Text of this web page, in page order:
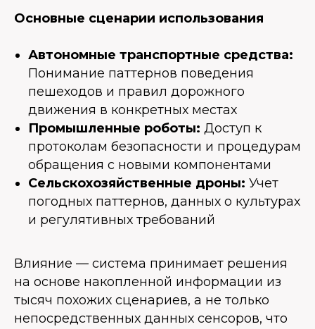
Основные сценарии использования
Автономные транспортные средства:
Понимание паттернов поведения
пешеходов и правил дорожного
движения в конкретных местах
Промышленные роботы: Доступ к
протоколам безопасности и процедурам
обращения с новыми компонентами
Сельскохозяйственные дроны: Учет
погодных паттернов, данных о культурах
и регулятивных требований
Влияние — система принимает решения
на основе накопленной информации из
тысяч похожих сценариев, а не только
непосредственных данных сенсоров, что